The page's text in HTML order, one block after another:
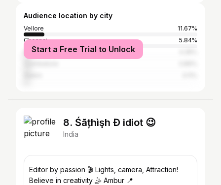
Audience location by city
Vellore
11.67%
Chennai
5.84%
Bangalore
Start a Free Trial to Unlock
8. Śãțhìşh Đ idiot 😉
India
Editor by passion 🎬 Lights, camera, Attraction!
Believe in creativity 🤹 Ambur 📍